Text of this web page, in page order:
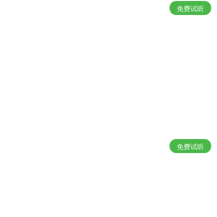
免费试听
免费试听